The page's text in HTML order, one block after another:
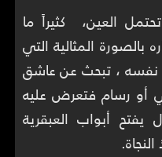
العين، كثيراً ما
المثالية التي
نفسه ، تبحث عن عاشق
أو رسام فتعرض عليه
يفتح أبواب العبقرية